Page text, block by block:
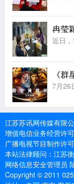
《
江苏苏讯网传媒有限
增值电信业务经营许
广播电视节目制作许
本站法律顾问：江苏
网络信息安全管理员
Copyright © 2011